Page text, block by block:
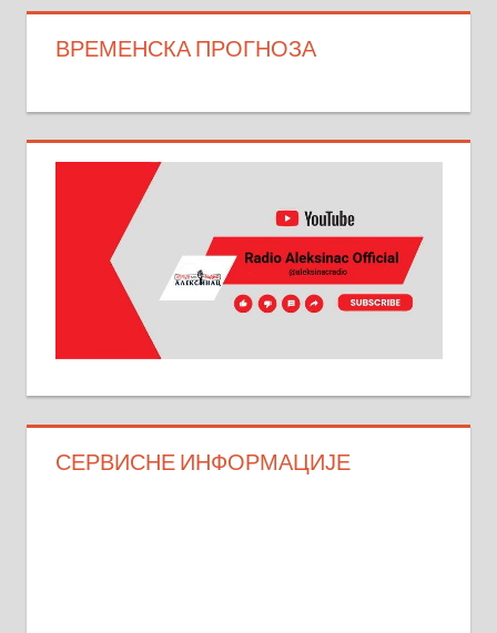
ВРЕМЕНСКА ПРОГНОЗА
СЕРВИСНЕ ИНФОРМАЦИЈЕ